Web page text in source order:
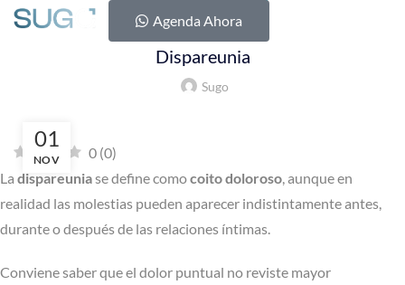
Agenda Ahora
Dispareunia
Sugo
01
NOV 0 (0)
La dispareuniase define comocoito doloroso, aunque en
realidad las molestias pueden aparecer indistintamente antes,
durante o después de las relaciones íntimas.
Conviene saber que el dolor puntual no reviste mayor